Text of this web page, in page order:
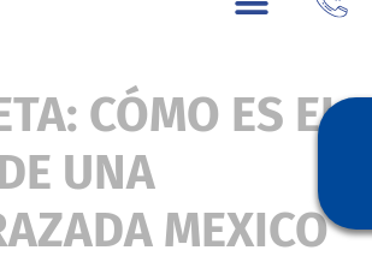
CÓMO ES EL
UNA
MEXICO